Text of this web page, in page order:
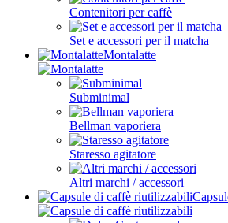
Contenitori per caffè
Set e accessori per il matcha
Montalatte
Subminimal
Bellman vaporiera
Staresso agitatore
Altri marchi / accessori